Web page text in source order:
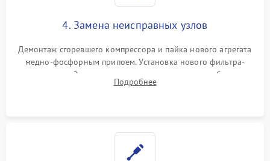
4. Замена неисправных узлов
Демонтаж сгоревшего компрессора и пайка нового агрегата
медно-фосфорным припоем. Установка нового фильтра-
осушителя. Замена изношенных вентиляторов обдува,
сломанных заслонок или поврежденных дверных петель.
Подробнее